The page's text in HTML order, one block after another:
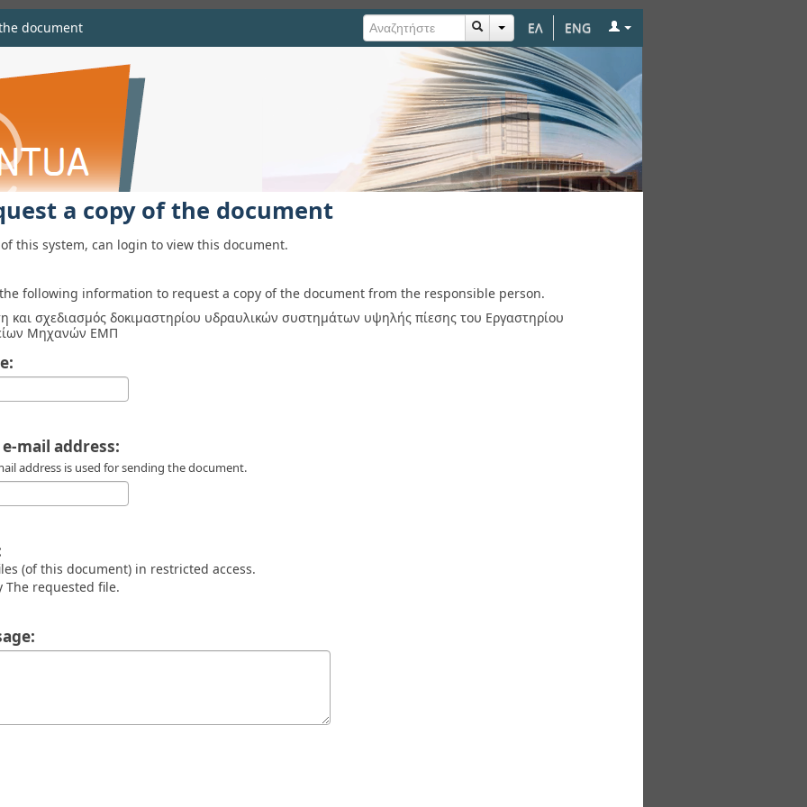
ΕΛ ENG
document
document
a copy of the document
this system, can login to view this document.
following information to request a copy of the document from the responsible person.
και σχεδιασμός δοκιμαστηρίου υδραυλικών συστημάτων υψηλής πίεσης του Εργαστηρίου
Μηχανών ΕΜΠ
mail address:
address is used for sending the document.
(of this document) in restricted access.
The requested file.